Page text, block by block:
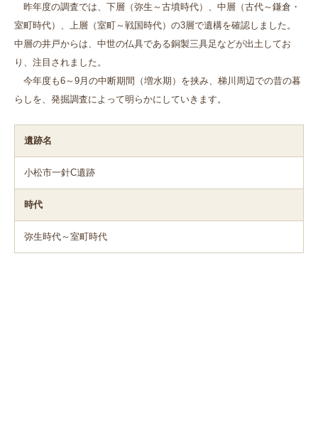
昨年度の調査では、下層（弥生～古墳時代）、中層（古代～鎌倉・
室町時代）、上層（室町～戦国時代）の3層で遺構を確認しました。
中層の井戸からは、中世の仏具である銅製三具足などが出土してお
り、注目されました。
今年度も6～9月の中断期間（増水期）を挟み、梯川周辺での昔の暮
らしを、発掘調査によって明らかにしていきます。
遺跡名
小松市一針C遺跡
時代
弥生時代～室町時代